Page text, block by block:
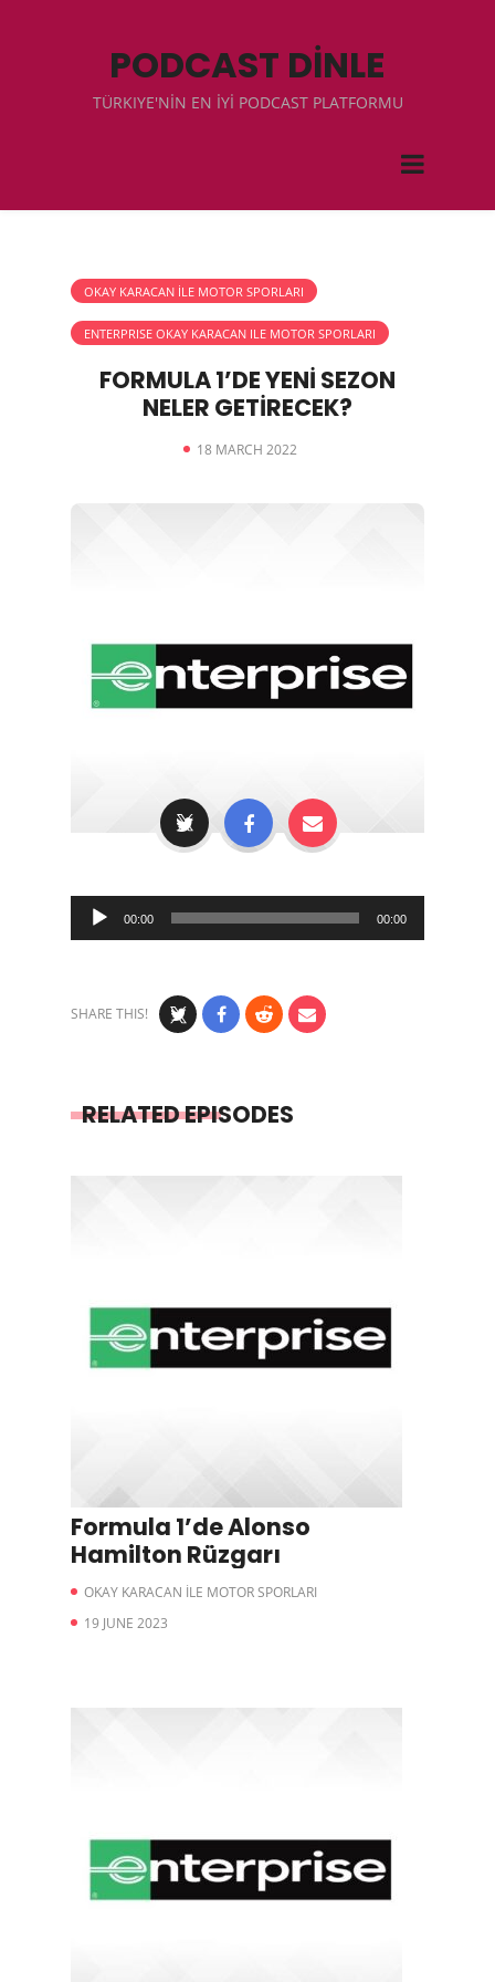
PODCAST DİNLE
TÜRKIYE'NİN EN İYİ PODCAST PLATFORMU
OKAY KARACAN İLE MOTOR SPORLARI
ENTERPRISE OKAY KARACAN ILE MOTOR SPORLARI
FORMULA 1’DE YENİ SEZON
NELER GETİRECEK?
18 MARCH 2022
Audio
Player
00:00 00:00
SHARE THIS!
RELATED EPISODES
Formula 1’de Alonso
Hamilton Rüzgarı
OKAY KARACAN İLE MOTOR SPORLARI
19 JUNE 2023